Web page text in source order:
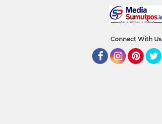
Connect With Us